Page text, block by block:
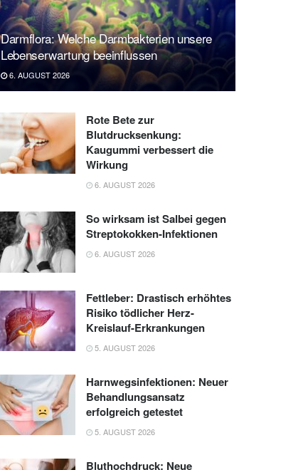
Darmflora: Welche Darmbakterien unsere
Lebenserwartung beeinflussen
6. AUGUST 2026
Rote Bete zur
Blutdrucksenkung:
Kaugummi verbessert die
Wirkung
6. AUGUST 2026
So wirksam ist Salbei gegen
Streptokokken-Infektionen
6. AUGUST 2026
Fettleber: Drastisch erhöhtes
Risiko tödlicher Herz-
Kreislauf-Erkrankungen
5. AUGUST 2026
Harnwegsinfektionen: Neuer
Behandlungsansatz
erfolgreich getestet
5. AUGUST 2026
Bluthochdruck: Neue